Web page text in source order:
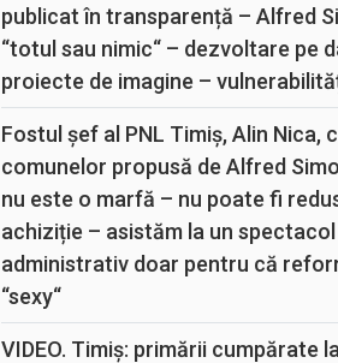
publicat în transparență – Alfred
“totul sau nimic“ – dezvoltare pe
proiecte de imagine –
Fostul șef al PNL Timiș, Alin Nica,
comunelor propusă de Alfred
nu este o marfă – nu poate fi
achiziție – asistăm la un
administrativ doar pentru că
“sexy“
VIDEO. Timiș: primării cumpărate